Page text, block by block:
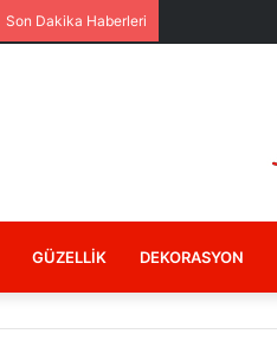
Son Dakika Haberleri
GÜZELLIK DEKORASYON